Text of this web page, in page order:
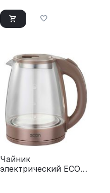
Чайник
электрический ECON